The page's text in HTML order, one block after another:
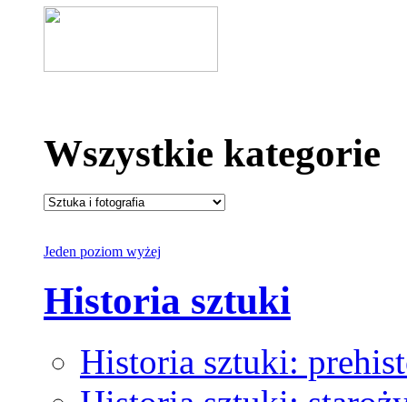
Wszystkie kategorie
Jeden poziom wyżej
Historia sztuki
Historia sztuki: